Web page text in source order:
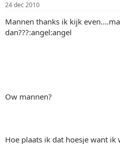
24 dec 2010
Mannen thanks ik kijk
dan???:angel:angel
Ow mannen?
Hoe plaats ik dat hoesje want ik